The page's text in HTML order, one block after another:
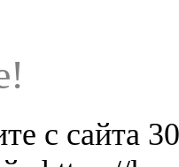
с сайта